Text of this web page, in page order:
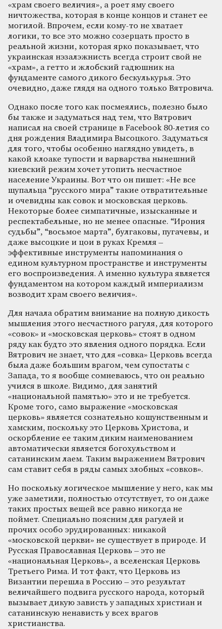
«храм своего величия», а роет яму своего
ничтожества, которая в конце концов и станет ее
могилой. Впрочем, если кому-то не хватает
логики, то все это можно созерцать просто в
реальной жизни, которая ярко показывает, что
украинская нэзалэжнисть всегда строит свой не
«храм», а гетто и жлобский гадюшник на
фундаменте самого дикого бескулькурья. Это
очевидно, даже глядя на одного только Вятровича.
Однако после того как посмеялись, полезно было
бы также и задуматься над тем, что Вятрович
написал на своей странице в Facebook 80-летия со
дня рождения Владимира Высоцкого. Задуматься
для того, чтобы особенно наглядно увидеть, в
какой клоаке тупости и варварства нынешний
киевский режим хочет утопить несчастное
население Украины. Вот что он пишет: «Не все
щупальца “русского мира” такие отвратительные
и очевидны как совок и московская церковь.
Некоторые более симпатичные, изысканные и
респектабельные, но не менее опасные. “Ирония
судьбы”, “восьмое марта”, булгаковы, пугачевы, и
даже высоцкие и цои в руках Кремля –
эффективные инструменты напоминания о
едином культурном пространстве и инструменты
его воспроизведения. А именно культура является
фундаментом на котором каждый империализм
возводит храм своего величия».
Для начала обратим внимание на полную дикость
мышления этого несчастного рагуля, для которого
«совок» и «московская церковь» стоят в одном
ряду как будто это явления одного порядка. Если
Вятрович не знает, что для «совка» Церковь всегда
была даже большим врагом, чем супостаты с
Запада, то я вообще сомневаюсь, что он реально
учился в школе. Видимо, для занятий
«национальной памятью» это и не требуется.
Кроме того, само выражение «московская
церковь» является сознательно кощунственным и
хамским, поскольку это Церковь Христова, и
оскорбление ее таким диким наименованием
автоматически является богохульством и
сатанинским лаем. Таким выражением Вятрович
сам ставит себя в ряды самых злобных «совков».
Но поскольку логическое мышление у него, как мы
уже заметили, полностью отсутствует, то он даже
таких простых вещей все равно никогда не
поймет. Специально поясним для рагулей и
прочих особо эрудированных: никакой
«московской церкви» не существует в природе. И
Русская Православная Церковь – это не
«национальная Церковь», а вселенская Церковь
Третьего Рима. И тот факт, что Церковь из
Византии перешла в Россию – это результат
величайшего подвига русского народа, который
вызывает дикую зависть у западных христиан и
сатанинскую ненависть у всех врагов
христианства.